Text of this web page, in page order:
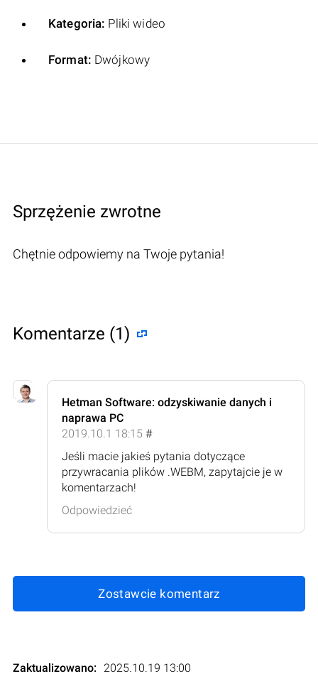
Kategoria: Pliki wideo
Format: Dwójkowy
Sprzężenie zwrotne
Chętnie odpowiemy na Twoje pytania!
Komentarze (1)
Hetman Software: odzyskiwanie danych i
naprawa PC
2019.10.1 18:15 #
Jeśli macie jakieś pytania dotyczące
przywracania plików .WEBM, zapytajcie je w
komentarzach!
Odpowiedzieć
Zostawcie komentarz
Zaktualizowano: 2025.10.19 13:00